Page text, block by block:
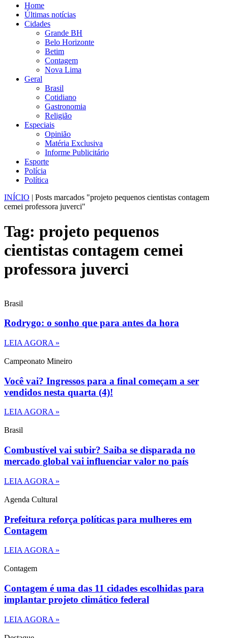
Home
Últimas notícias
Cidades
Grande BH
Belo Horizonte
Betim
Contagem
Nova Lima
Geral
Brasil
Cotidiano
Gastronomia
Religião
Especiais
Opinião
Matéria Exclusiva
Informe Publicitário
Esporte
Polícia
Política
INÍCIO | Posts marcados "projeto pequenos cientistas contagem
cemei professora juverci"
Tag: projeto pequenos
cientistas contagem cemei
professora juverci
Brasil
Rodrygo: o sonho que para antes da hora
LEIA AGORA »
Campeonato Mineiro
Você vai? Ingressos para a final começam a ser
vendidos nesta quarta (4)!
LEIA AGORA »
Brasil
Combustível vai subir? Saiba se disparada no
mercado global vai influenciar valor no país
LEIA AGORA »
Agenda Cultural
Prefeitura reforça políticas para mulheres em
Contagem
LEIA AGORA »
Contagem
Contagem é uma das 11 cidades escolhidas para
implantar projeto climático federal
LEIA AGORA »